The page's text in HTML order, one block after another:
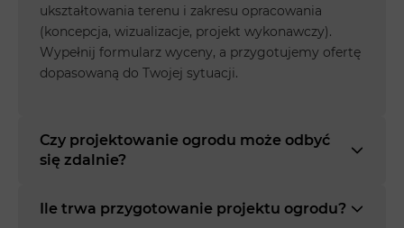
ukształtowania terenu i zakresu opracowania
(koncepcja, wizualizacje, projekt wykonawczy).
Wypełnij formularz wyceny, a przygotujemy ofertę
dopasowaną do Twojej sytuacji.
Czy projektowanie ogrodu może odbyć
się zdalnie?
Ile trwa przygotowanie projektu ogrodu?